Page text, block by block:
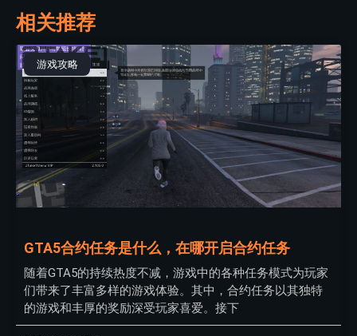
相关推荐
游戏攻略
GTA5合约任务是什么，在哪开启合约任务
随着GTA5的持续热度不减，游戏中的各种任务模式为玩家
们带来了丰富多样的游戏体验。其中，合约任务以其独特
的游戏和丰厚的奖励深受玩家喜爱。接下